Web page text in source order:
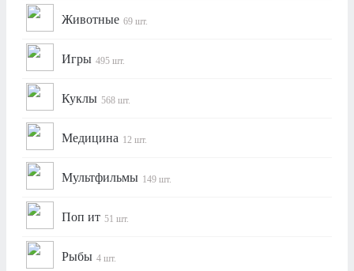
Животные 69 шт.
Игры 495 шт.
Куклы 568 шт.
Медицина 12 шт.
Мультфильмы 149 шт.
Поп ит 51 шт.
Рыбы 4 шт.